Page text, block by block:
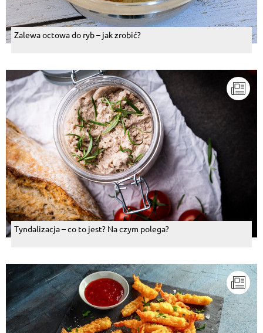
Zalewa octowa do ryb – jak zrobić?
Tyndalizacja – co to jest? Na czym polega?